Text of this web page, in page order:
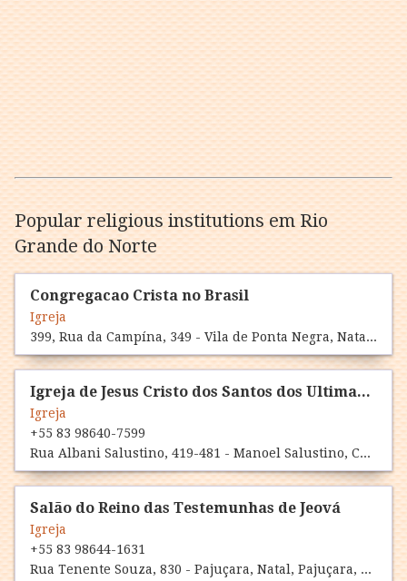
Popular religious institutions em Rio
Grande do Norte
Congregacao Crista no Brasil
Igreja
399, Rua da Campína, 349 - Vila de Ponta Negra, Natal, Vila de Ponta Negra, RN 59090-313
Igreja de Jesus Cristo dos Santos dos Ultimas Dias
Igreja
+55 83 98640-7599
Rua Albani Salustino, 419-481 - Manoel Salustino, Currais Novos, Manoel Salustino, RN 59380-000
Salão do Reino das Testemunhas de Jeová
Igreja
+55 83 98644-1631
Rua Tenente Souza, 830 - Pajuçara, Natal, Pajuçara, RN 59125-270